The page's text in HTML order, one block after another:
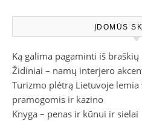
ĮDOMŪS
Ką galima pagaminti iš braškių
Židiniai – namų interjero
Turizmo plėtrą Lietuvoje lemia
pramogomis ir kazino
Knyga – penas ir kūnui ir sielai